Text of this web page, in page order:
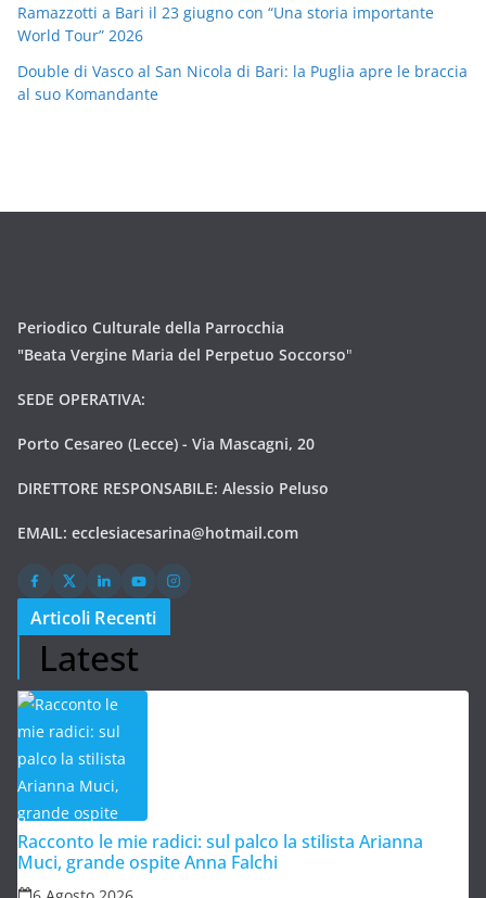
Ramazzotti a Bari il 23 giugno con “Una storia importante
World Tour” 2026
Double di Vasco al San Nicola di Bari: la Puglia apre le braccia
al suo Komandante
Periodico Culturale della Parrocchia
"Beata Vergine Maria del Perpetuo Soccorso"
SEDE OPERATIVA:
Porto Cesareo (Lecce) - Via Mascagni, 20
DIRETTORE RESPONSABILE: Alessio Peluso
EMAIL: ecclesiacesarina@hotmail.com
Articoli Recenti
Latest
Racconto le mie radici: sul palco la stilista Arianna
Muci, grande ospite Anna Falchi